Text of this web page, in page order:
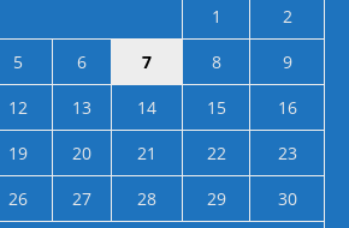
1
2
5 6 7 8
9
12 13 14 15
16
19 20 21 22
23
26 27 28 29
30